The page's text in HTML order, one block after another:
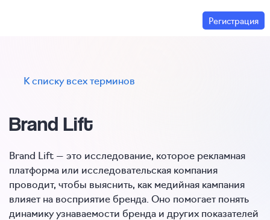
Регистрация
К списку всех терминов
Brand Lift
Brand Lift — это исследование, которое рекламная
платформа или исследовательская компания
проводит, чтобы выяснить, как медийная кампания
влияет на восприятие бренда. Оно помогает понять
динамику узнаваемости бренда и других показателей